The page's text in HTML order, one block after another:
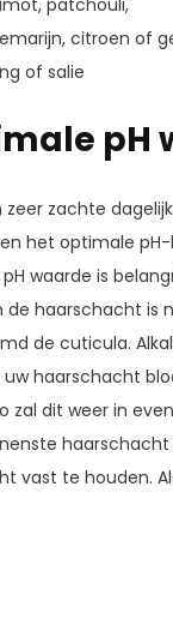
patchouli,
citroen of
of salie
pH
zachte
het optimale
waarde is
haarschacht is
de cuticula.
haarschacht
zal dit weer in
vast te houden.